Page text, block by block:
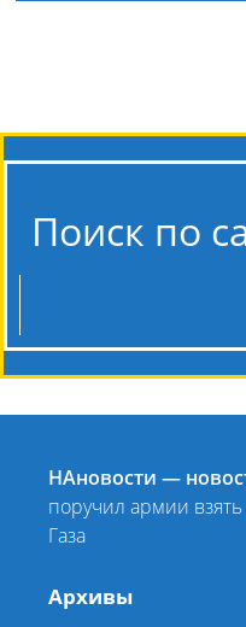
Поиск по
НАновости —
поручил армии
Газа
Архивы